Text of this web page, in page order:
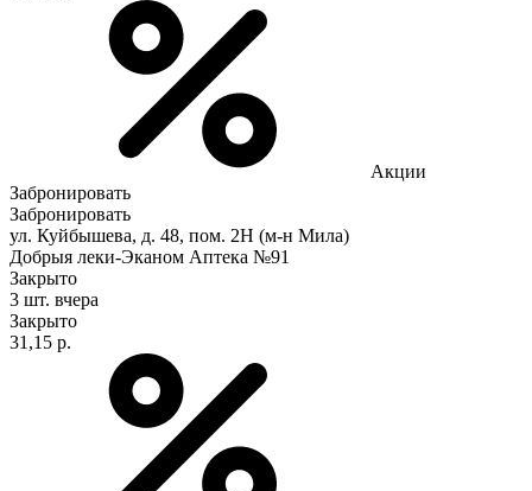
Акции
Забронировать
Забронировать
ул. Куйбышева, д. 48, пом. 2Н (м-н Мила)
Добрыя леки-Эканом Аптека №91
Закрыто
3 шт. вчера
Закрыто
31,15 р.